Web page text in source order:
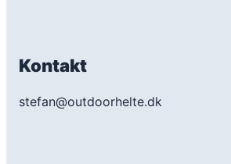
Kontakt
stefan@outdoorhelte.dk